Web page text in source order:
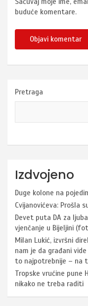
buduće komentare.
Pretraga
Izdvojeno
Duge kolone na
Cvijanovićeva: Prošla
Devet puta DA za
vjenčanje u Bijeljini
Milan Lukić, izvršni
nam je da građani
to najpotrebnije – na
Tropske vrućine pune
nikako ne treba raditi